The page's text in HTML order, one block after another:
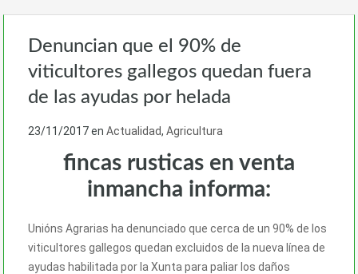
Denuncian que el 90% de
viticultores gallegos quedan fuera
de las ayudas por helada
23/11/2017en Actualidad, Agricultura
fincas rusticas en venta
inmancha informa:
Unións Agrarias ha denunciado que cerca de un 90% de los
viticultores gallegos quedan excluidos de la nueva línea de
ayudas habilitada por la Xunta para paliar los daños